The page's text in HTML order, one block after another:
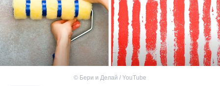
© Бери и Делай / YouTube